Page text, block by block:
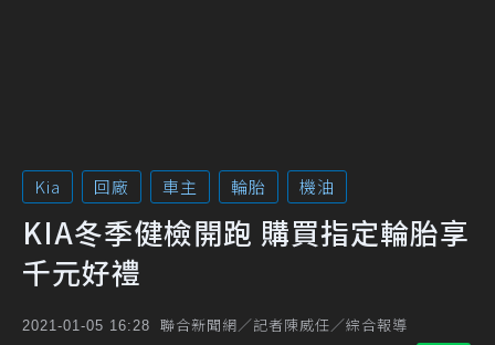
Kia 回廠 車主 輪胎 機油
KIA冬季健檢開跑 購買指定輪胎享
千元好禮
2021-01-05 16:28 聯合新聞網／記者陳威任／綜合報導